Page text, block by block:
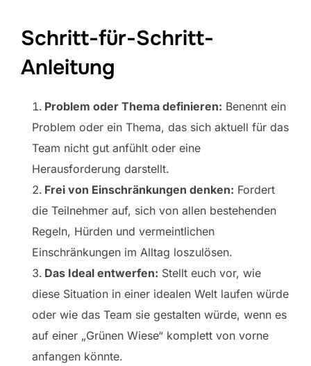
Schritt-für-Schritt-
Anleitung
Problem oder Thema definieren: Benennt ein
Problem oder ein Thema, das sich aktuell für das
Team nicht gut anfühlt oder eine
Herausforderung darstellt.
Frei von Einschränkungen denken: Fordert
die Teilnehmer auf, sich von allen bestehenden
Regeln, Hürden und vermeintlichen
Einschränkungen im Alltag loszulösen.
Das Ideal entwerfen: Stellt euch vor, wie
diese Situation in einer idealen Welt laufen würde
oder wie das Team sie gestalten würde, wenn es
auf einer „Grünen Wiese“ komplett von vorne
anfangen könnte.